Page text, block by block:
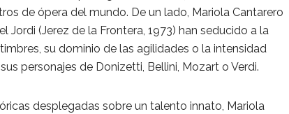
de ópera del mundo. De un lado, Mariola Cantarero
Jordi (Jerez de la Frontera, 1973) han seducido a la
su dominio de las agilidades o la intensidad
personajes de Donizetti, Bellini, Mozart o Verdi.
desplegadas sobre un talento innato, Mariola